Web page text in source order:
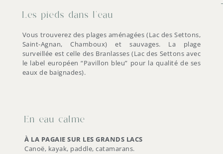
Les pieds dans l'eau
Vous trouverez des plages aménagées (Lac des Settons,
Saint-Agnan, Chamboux) et sauvages. La plage
surveillée est celle des Branlasses (Lac des Settons avec
le label européen “Pavillon bleu” pour la qualité de ses
eaux de baignades).
En eau calme
À LA PAGAIE SUR LES GRANDS LACS
Canoë, kayak, paddle, catamarans.